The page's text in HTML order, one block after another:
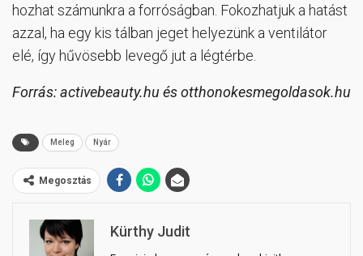
hozhat számunkra a forróságban. Fokozhatjuk a hatást
azzal, ha egy kis tálban jeget helyezünk a ventilátor
elé, így hűvösebb levegő jut a légtérbe.
Forrás: activebeauty.hu és otthonokesmegoldasok.hu
Meleg Nyár
Megosztás
Kürthy Judit